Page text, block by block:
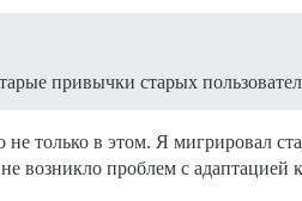
привычки старых
только в этом. Я мигрировал
возникло проблем с адаптацией